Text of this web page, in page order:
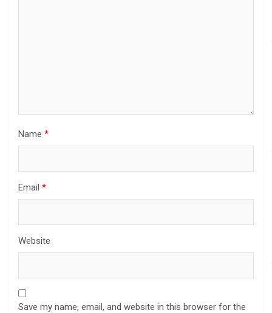
Name *
Email *
Website
Save my name, email, and website in this browser for the